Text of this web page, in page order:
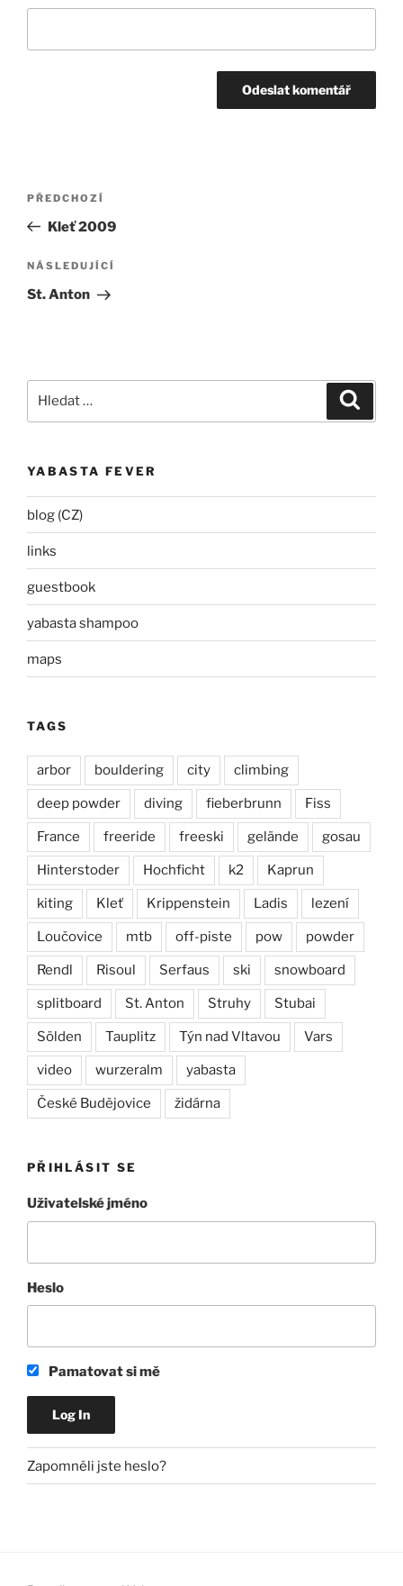
Navigace
příspěvek
Předchozí
příspěvek
PŘEDCHOZÍ
Kleť 2009
Následující
příspěvek
NÁSLEDUJÍCÍ
St. Anton
YABASTA FEVER
blog (CZ)
links
guestbook
yabasta shampoo
maps
TAGS
arbor bouldering city climbing
deep powder diving fieberbrunn Fiss
France freeride freeski gelände gosau
Hinterstoder Hochficht k2 Kaprun
kiting Kleť Krippenstein Ladis lezení
Loučovice mtb off-piste pow powder
Rendl Risoul Serfaus ski snowboard
splitboard St. Anton Struhy Stubai
Sölden Tauplitz Týn nad Vltavou Vars
video wurzeralm yabasta
České Budějovice židárna
PŘIHLÁSIT SE
Uživatelské jméno
Heslo
Pamatovat si mě
Zapomněli jste heslo?